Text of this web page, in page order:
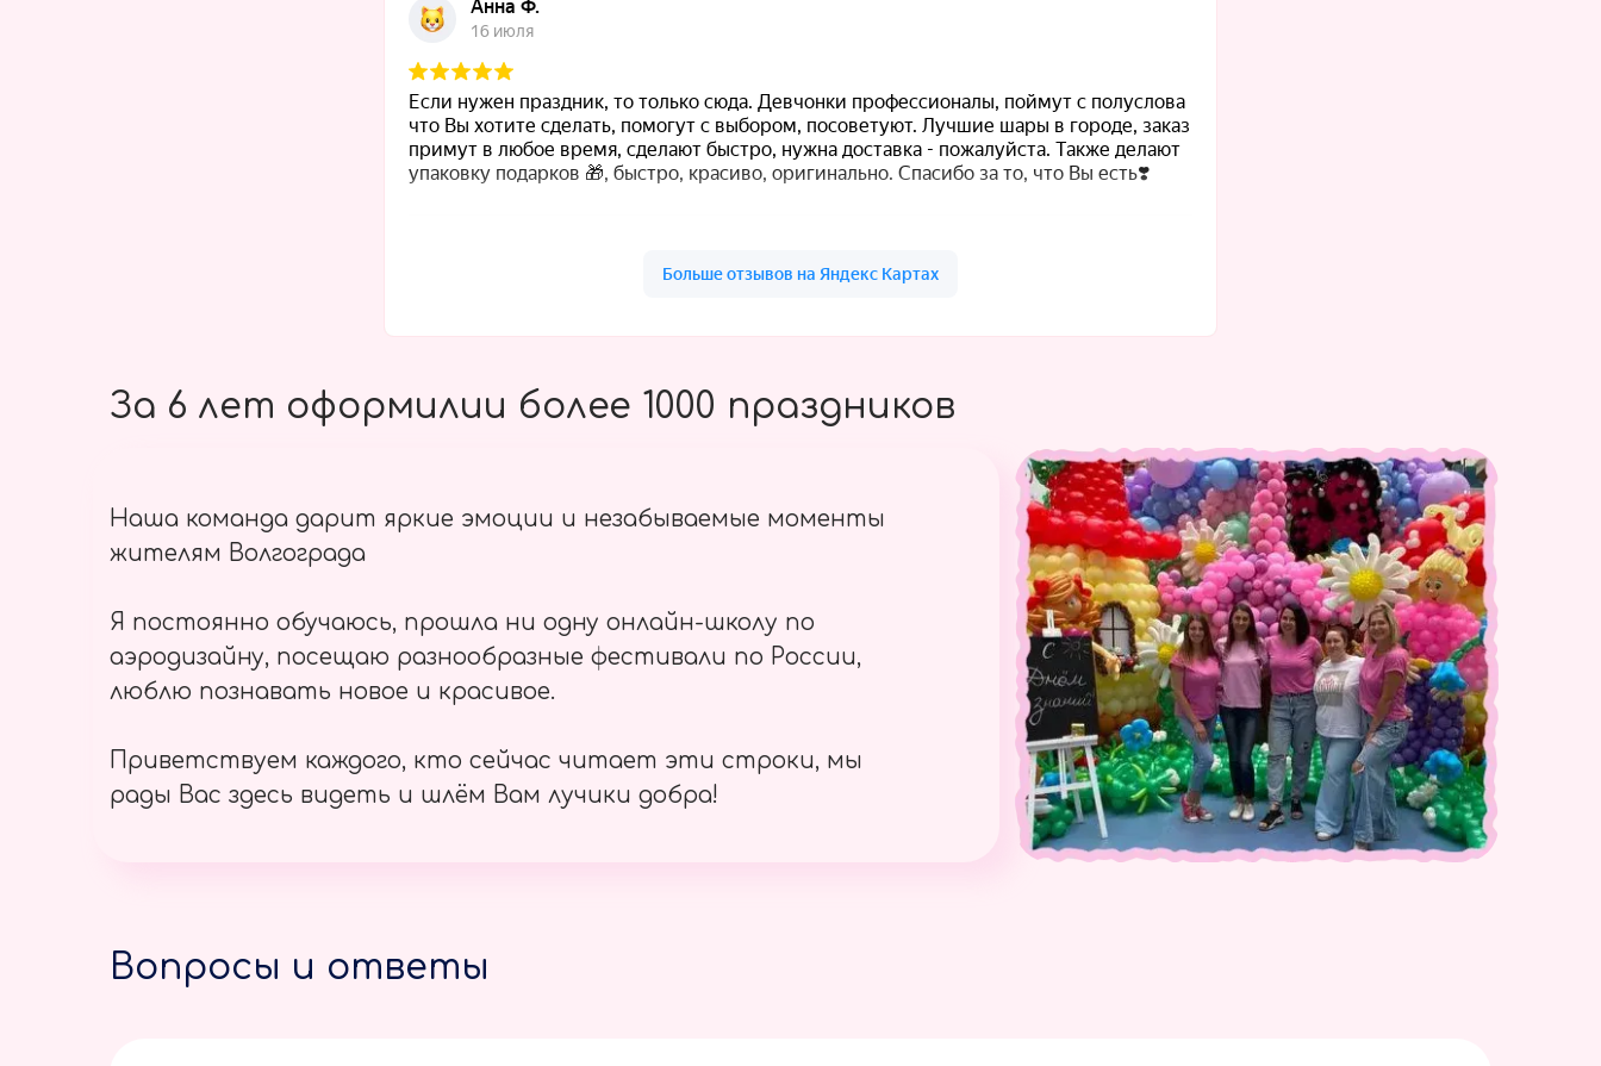
За 6 лет оформилии более 1000 праздников
Наша команда дарит яркие эмоции и незабываемые моменты
жителям Волгограда
Я постоянно обучаюсь, прошла ни одну онлайн-школу по
аэродизайну, посещаю разнообразные фестивали по России,
люблю познавать новое и красивое.
Приветствуем каждого, кто сейчас читает эти строки, мы
рады Вас здесь видеть и шлём Вам лучики добра!
Вопросы и ответы